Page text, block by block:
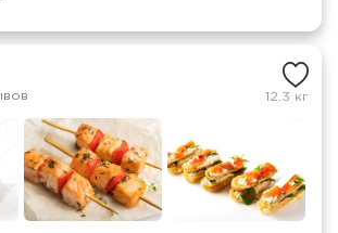
12.3 кг